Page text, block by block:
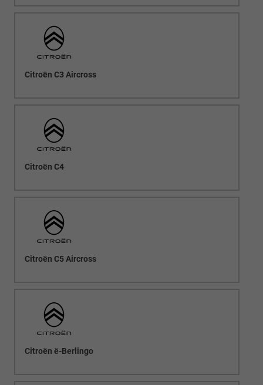
Citroën C3 Aircross
Citroën C4
Citroën C5 Aircross
Citroën ë-Berlingo